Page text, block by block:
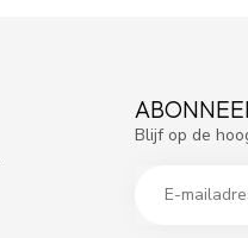
Blijf op de